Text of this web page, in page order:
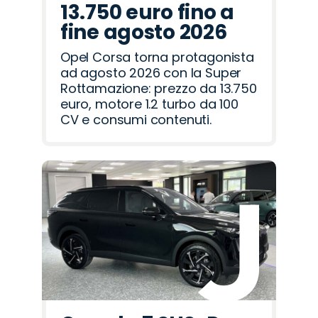
13.750 euro fino a
fine agosto 2026
Opel Corsa torna protagonista
ad agosto 2026 con la Super
Rottamazione: prezzo da 13.750
euro, motore 1.2 turbo da 100
CV e consumi contenuti.